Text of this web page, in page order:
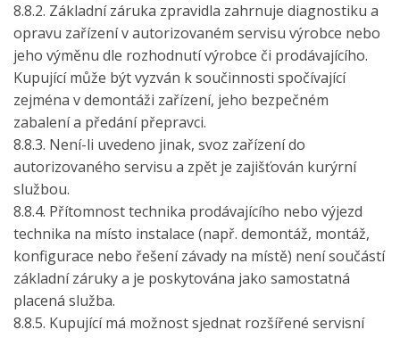
8.8.2. Základní záruka zpravidla zahrnuje diagnostiku a
opravu zařízení v autorizovaném servisu výrobce nebo
jeho výměnu dle rozhodnutí výrobce či prodávajícího.
Kupující může být vyzván k součinnosti spočívající
zejména v demontáži zařízení, jeho bezpečném
zabalení a předání přepravci.
8.8.3. Není-li uvedeno jinak, svoz zařízení do
autorizovaného servisu a zpět je zajišťován kurýrní
službou.
8.8.4. Přítomnost technika prodávajícího nebo výjezd
technika na místo instalace (např. demontáž, montáž,
konfigurace nebo řešení závady na místě) není součástí
základní záruky a je poskytována jako samostatná
placená služba.
8.8.5. Kupující má možnost sjednat rozšířené servisní